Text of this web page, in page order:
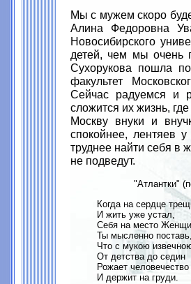
Мы с мужем скоро
Алина Федоровна
Новосибирского
детей, чем мы очень
Сухорукова пошла
факультет
Сейчас радуемся и
сложится их жизнь,
Москву внуки и
спокойнее, лентяев
труднее найти себя в
не подведут.
"Атлантки"
Когда на сердце
И жить уже устал,
Себя на место
Ты мысленно
Что с мукою
От детства до седин
Рожает человечество
И держит на груди.